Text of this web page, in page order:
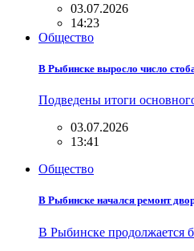
03.07.2026
14:23
Общество
В Рыбинске выросло число
Подведены итоги
03.07.2026
13:41
Общество
В Рыбинске начался ремонт
В Рыбинске продолжается